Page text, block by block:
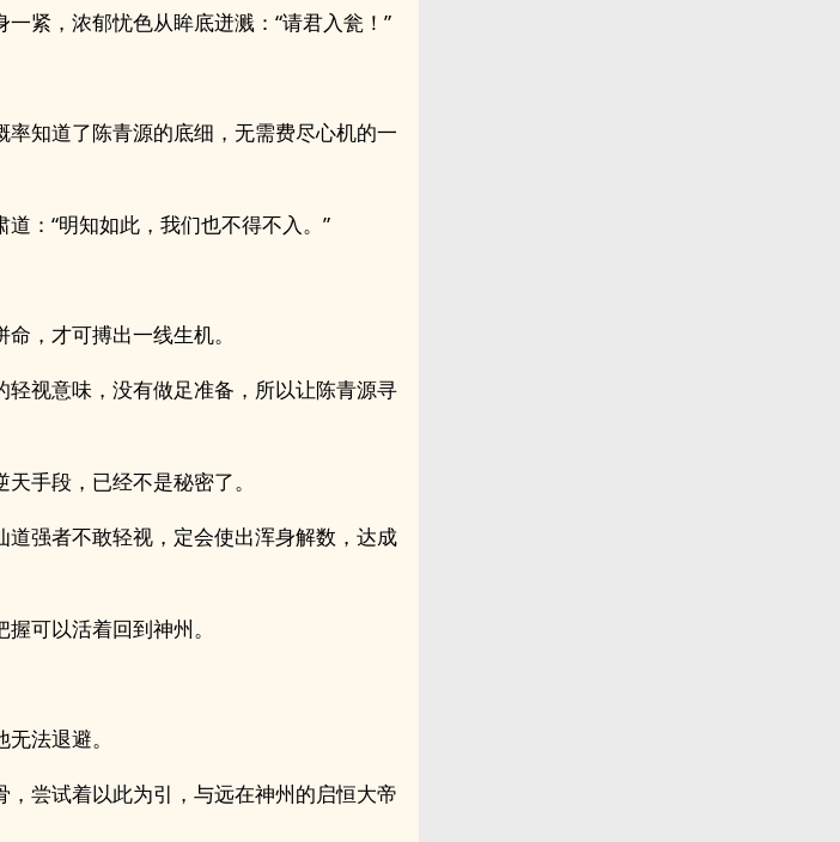
紧，浓郁忧色从眸底迸溅：“请君入瓮！”
知道了陈青源的底细，无需费尽心机的一
：“明知如此，我们也不得不入。”
，才可搏出一线生机。
视意味，没有做足准备，所以让陈青源寻
手段，已经不是秘密了。
强者不敢轻视，定会使出浑身解数，达成
可以活着回到神州。
法退避。
尝试着以此为引，与远在神州的启恒大帝